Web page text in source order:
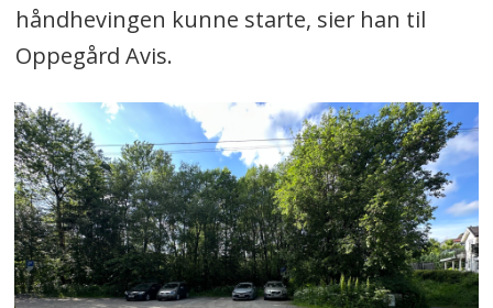
håndhevingen kunne starte, sier han til
Oppegård Avis.